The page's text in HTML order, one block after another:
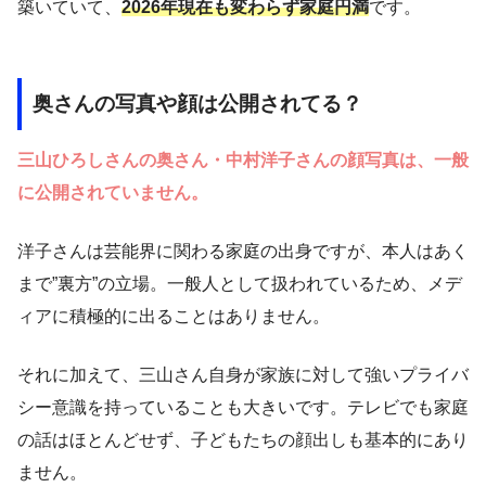
築いていて、 2026年現在も変わらず家庭円満です。
奥さんの写真や顔は公開されてる？
三山ひろしさんの奥さん・中村洋子さんの顔写真は、一般
に公開されていません。
洋子さんは芸能界に関わる家庭の出身ですが、本人はあく
まで”裏方”の立場。一般人として扱われているため、メデ
ィアに積極的に出ることはありません。
それに加えて、三山さん自身が家族に対して強いプライバ
シー意識を持っていることも大きいです。テレビでも家庭
の話はほとんどせず、子どもたちの顔出しも基本的にあり
ません。